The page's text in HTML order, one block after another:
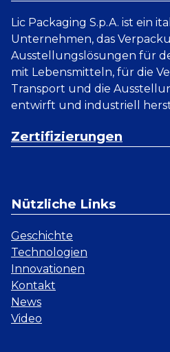
Lic Packaging S.p.A. ist ein
Unternehmen, das
Ausstellungslösungen für
mit Lebensmitteln, für die
Transport und die
entwirft und industriell
Zertifizierungen
Nützliche Links
Geschichte
Technologien
Innovationen
Kontakt
News
Video